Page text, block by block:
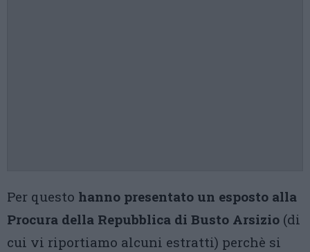
Per questo hanno presentato un esposto alla
Procura della Repubblica di Busto Arsizio (di
cui vi riportiamo alcuni estratti) perchè si